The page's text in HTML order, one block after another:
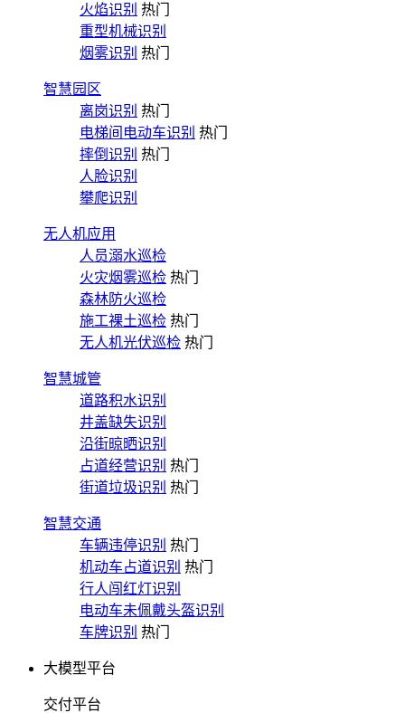
火焰识别 热门
重型机械识别
烟雾识别 热门
智慧园区
离岗识别 热门
电梯间电动车识别 热门
摔倒识别 热门
人脸识别
攀爬识别
无人机应用
人员溺水巡检
火灾烟雾巡检 热门
森林防火巡检
施工裸土巡检 热门
无人机光伏巡检 热门
智慧城管
道路积水识别
井盖缺失识别
沿街晾晒识别
占道经营识别 热门
街道垃圾识别 热门
智慧交通
车辆违停识别 热门
机动车占道识别 热门
行人闯红灯识别
电动车未佩戴头盔识别
车牌识别 热门
大模型平台
交付平台